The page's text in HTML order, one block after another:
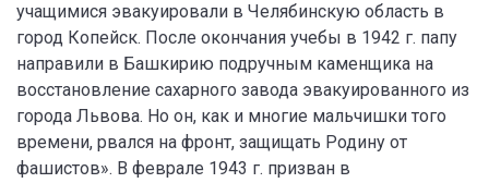
учащимися эвакуировали в Челябинскую область в
город Копейск. После окончания учебы в 1942 г. папу
направили в Башкирию подручным каменщика на
восстановление сахарного завода эвакуированного из
города Львова. Но он, как и многие мальчишки того
времени, рвался на фронт, защищать Родину от
фашистов». В феврале 1943 г. призван в